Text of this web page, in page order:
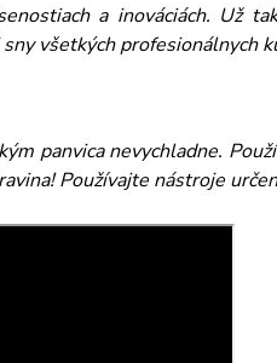
a inováciách. Už
všetkých profesionálnych
panvica nevychladne.
Používajte nástroje